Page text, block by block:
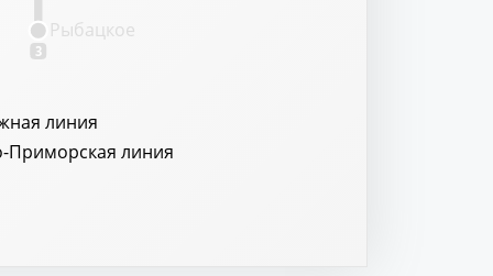
линия
Приморская линия
3
Рыбацкое